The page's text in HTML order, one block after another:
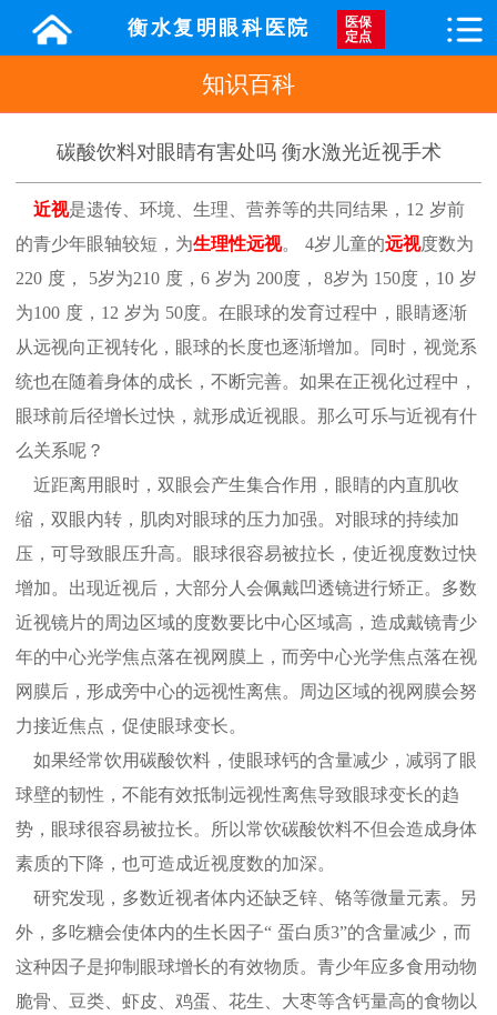
衡水复明眼科医院
医保
定点
知识百科
碳酸饮料对眼睛有害处吗 衡水激光近视手术
近视是遗传、环境、生理、营养等的共同结果， 12 岁前
的青少年眼轴较短，为生理性远视。 4岁儿童的远视度数为
220 度， 5岁为210 度， 6 岁为 200度， 8岁为 150度， 10 岁
为100 度， 12 岁为 50度。在眼球的发育过程中，眼睛逐渐
从远视向正视转化，眼球的长度也逐渐增加。同时，视觉系
统也在随着身体的成长，不断完善。如果在正视化过程中，
眼球前后径增长过快，就形成近视眼。那么可乐与近视有什
么关系呢？
近距离用眼时，双眼会产生集合作用，眼睛的内直肌收
缩，双眼内转，肌肉对眼球的压力加强。对眼球的持续加
压，可导致眼压升高。眼球很容易被拉长，使近视度数过快
增加。出现近视后，大部分人会佩戴凹透镜进行矫正。多数
近视镜片的周边区域的度数要比中心区域高，造成戴镜青少
年的中心光学焦点落在视网膜上，而旁中心光学焦点落在视
网膜后，形成旁中心的远视性离焦。周边区域的视网膜会努
力接近焦点，促使眼球变长。
如果经常饮用碳酸饮料，使眼球钙的含量减少，减弱了眼
球壁的韧性，不能有效抵制远视性离焦导致眼球变长的趋
势，眼球很容易被拉长。所以常饮碳酸饮料不但会造成身体
素质的下降，也可造成近视度数的加深。
研究发现，多数近视者体内还缺乏锌、铬等微量元素。另
外，多吃糖会使体内的生长因子“ 蛋白质3”的含量减少，而
这种因子是抑制眼球增长的有效物质。青少年应多食用动物
脆骨、豆类、虾皮、鸡蛋、花生、大枣等含钙量高的食物以